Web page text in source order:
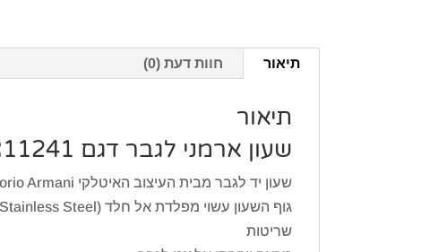
תיאור חוות דעת (0)
תיאור
שעון ארמני לגבר דגם Emporio Armani AR11241
שעון יד לגבר מבית העיצוב האיטלקי Emporio Armani
שריטות